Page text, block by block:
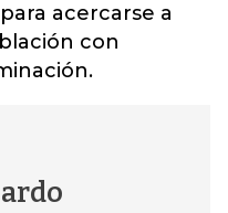
acercarse a
con